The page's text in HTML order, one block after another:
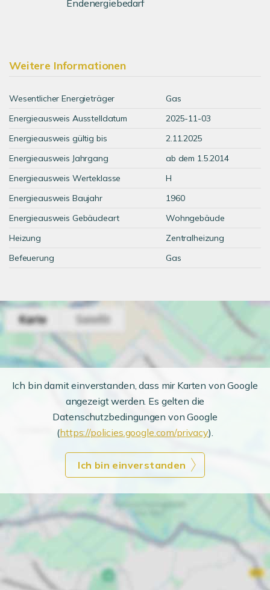
Endenergiebedarf
Weitere Informationen
Wesentlicher Energieträger
Gas
Energieausweis Ausstelldatum
2025-11-03
Energieausweis gültig bis
2.11.2025
Energieausweis Jahrgang
ab dem 1.5.2014
Energieausweis Werteklasse
H
Energieausweis Baujahr
1960
Energieausweis Gebäudeart
Wohngebäude
Heizung
Zentralheizung
Befeuerung
Gas
Ich bin damit einverstanden, dass mir Karten von Google
angezeigt werden. Es gelten die
Datenschutzbedingungen von Google
(https://policies.google.com/privacy).
Ich bin einverstanden